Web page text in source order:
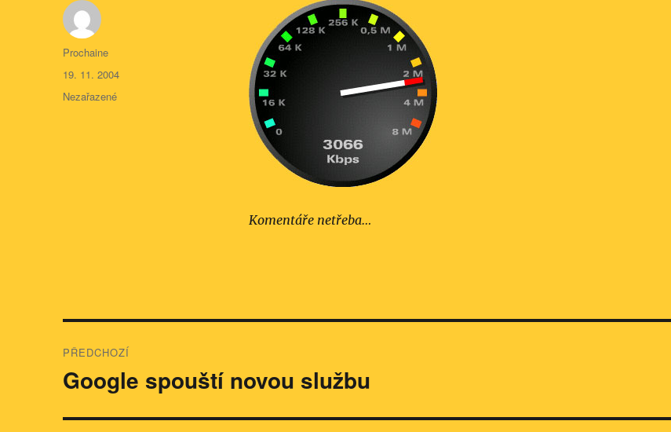
Komentáře netřeba…
Autor:
Prochaine
Publikováno:
19. 11. 2004
Rubriky:
Nezařazené
pro
PŘEDCHOZÍ
Předchozí
příspěvek:
Google spouští novou službu